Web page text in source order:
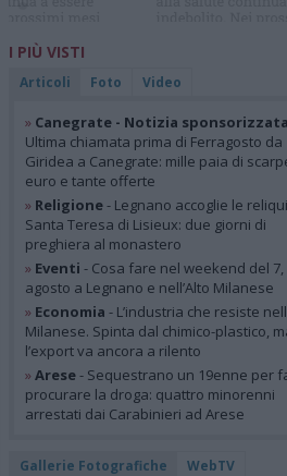
I PIÙ VISTI
Articoli Foto Video
» Canegrate - Notizia sponsorizzata
Ultima chiamata prima di Ferragosto da
Giridea a Canegrate: mille paia di
euro e tante offerte
» Religione- Legnano accoglie le
Santa Teresa di Lisieux: due giorni di
preghiera al monastero
» Eventi - Cosa fare nel weekend del 7,
agosto a Legnano e nell’Alto Milanese
» Economia - L’industria che resiste
Milanese. Spinta dal chimico-plastico,
l’export va ancora a rilento
» Arese- Sequestrano un 19enne per
procurare la droga: quattro minorenni
arrestati dai Carabinieri ad Arese
Gallerie Fotografiche WebTV